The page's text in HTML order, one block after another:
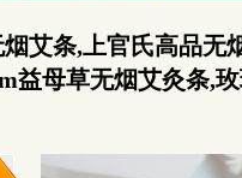
艾条,上官氏高品无
益母草无烟艾灸条,